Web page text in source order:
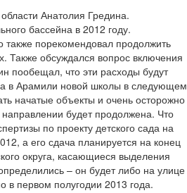
Анатолия Гредина.
бассейна в 2012 году.
также порекомендовал продолжить
Также обсуждался вопрос включения
пообещал, что эти расходы будут
в Арамили новой школы в следующем
начатые объекты и очень осторожно
будет продолжена. Что
по проекту детского сада на
а его сдача планируется на конец
округа, касающиеся выделения
– он будет либо на улице
в первом полугодии 2013 года.